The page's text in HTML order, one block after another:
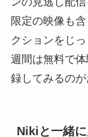
限定の映像も
クションをじ
週間は無料で
録してみるのが
Nikiと一緒